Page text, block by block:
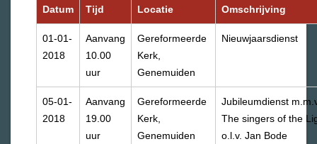
Datum Tijd Locatie Omschrijving
01-01-
2018
Aanvang
10.00
uur
Gereformeerde
Kerk,
Genemuiden
Nieuwjaarsdienst
05-01-
2018
Aanvang
19.00
uur
Gereformeerde
Kerk,
Genemuiden
Jubileumdienst
The singers of the
o.l.v. Jan Bode